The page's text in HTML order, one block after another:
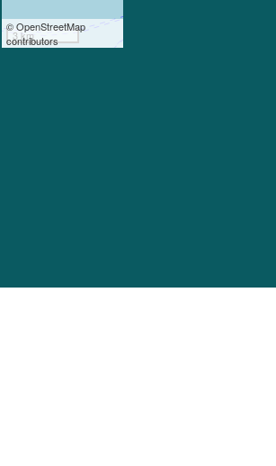
3 km
© OpenStreetMap
contributors